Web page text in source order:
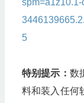
5
特别提示：数
料和装入任何